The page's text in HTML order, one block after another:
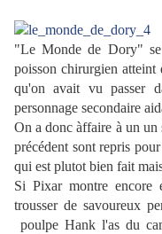
"Le Monde de Dory"
poisson chirurgien
qu'on avait vu passer
personnage secondaire
On a donc àffaire à un
précédent sont repris
qui est plutot bien fait
Si Pixar montre encore
trousser de savoureux
poulpe Hank l'as du